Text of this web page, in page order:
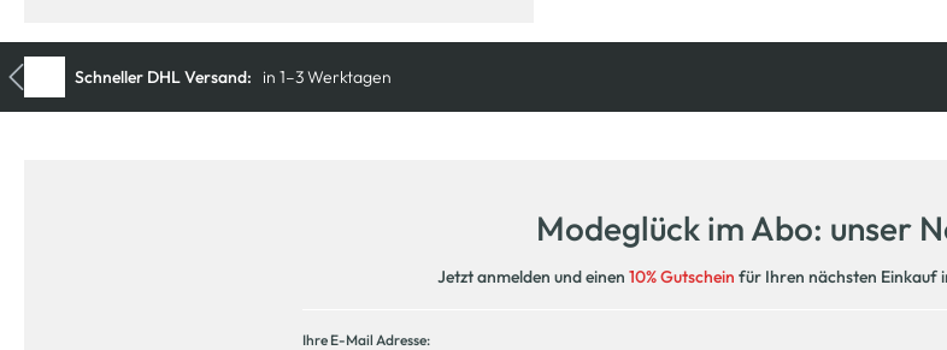
Modeglück im Abo: unser
Jetzt anmelden und einen 10% Gutschein für Ihren nächsten Einkauf
Ihre E-Mail Adresse: